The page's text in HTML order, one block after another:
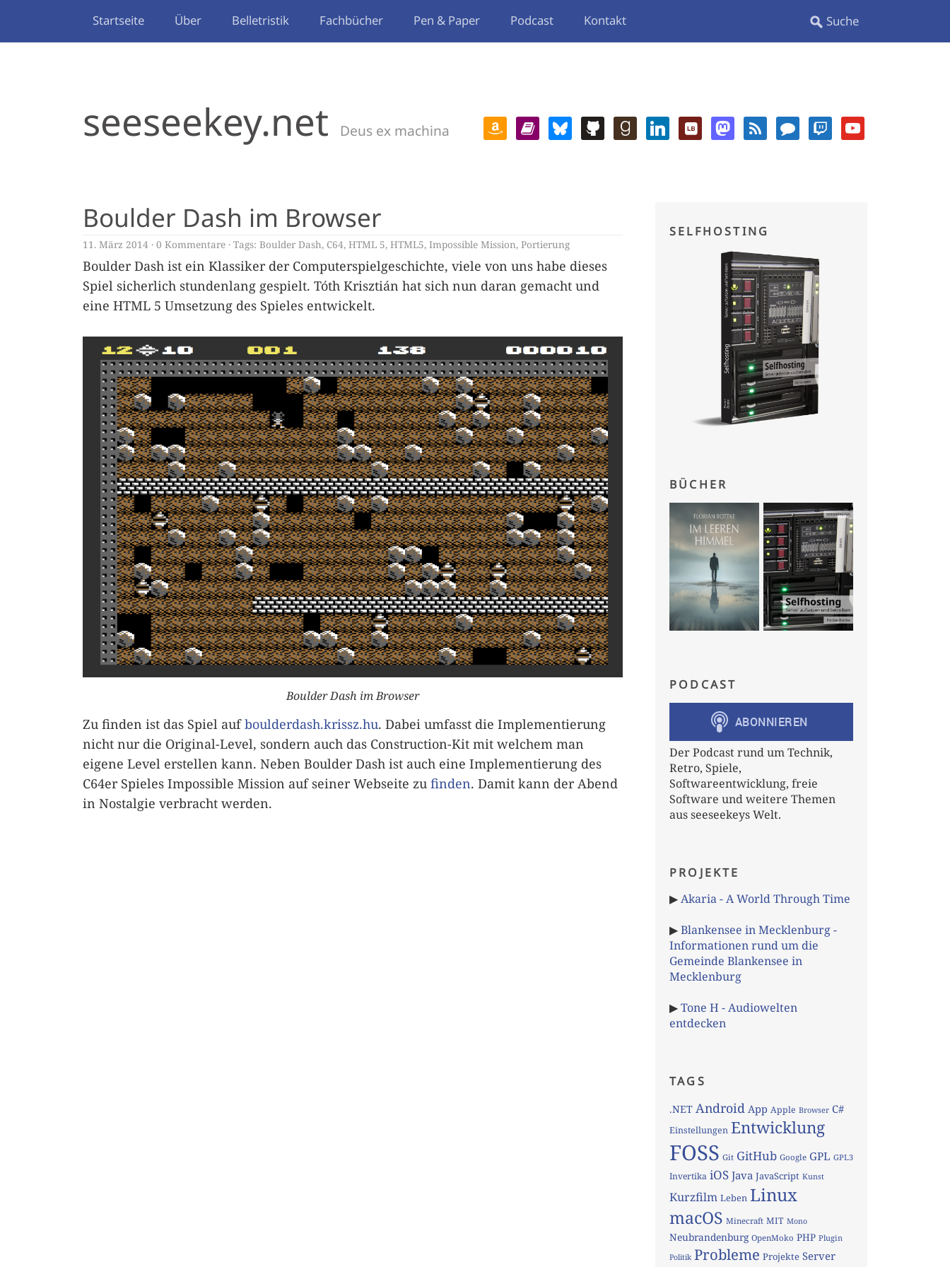
Startseite Über Belletristik Fachbücher Pen & Paper Podcast Kontakt
seeseekey.net Deus ex machina
Boulder Dash im Browser
11. März 2014 0 Kommentare Tags: Boulder Dash, C64, HTML 5, HTML5, Impossible Mission, Portierung
Boulder Dash ist ein Klassiker der Computerspielgeschichte, viele von uns habe dieses
Spiel sicherlich stundenlang gespielt. Tóth Krisztián hat sich nun daran gemacht und
eine HTML 5 Umsetzung des Spieles entwickelt.
Boulder Dash im Browser
Zu finden ist das Spiel aufboulderdash.krissz.hu. Dabei umfasst die Implementierung
nicht nur die Original-Level, sondern auch das Construction-Kit mit welchem man
eigene Level erstellen kann. Neben Boulder Dash ist auch eine Implementierung des
C64er Spieles Impossible Mission auf seiner Webseite zu finden. Damit kann der Abend
in Nostalgie verbracht werden.
SELFHOSTING
BÜCHER
PODCAST
Der Podcast rund um Technik,
Retro, Spiele,
Softwareentwicklung, freie
Software und weitere Themen
aus seeseekeys Welt.
PROJEKTE
▶Akaria - A World Through Time
▶Blankensee in Mecklenburg -
Informationen rund um die
Gemeinde Blankensee in
Mecklenburg
▶Tone H - Audiowelten
entdecken
TAGS
.NET Android App Apple Browser C#
Einstellungen Entwicklung
FOSS Git GitHub Google GPL GPL3
Invertika iOS Java JavaScript Kunst
Kurzfilm Leben Linux
macOS Minecraft MIT Mono
Neubrandenburg OpenMoko PHP Plugin
Politik Probleme Projekte Server